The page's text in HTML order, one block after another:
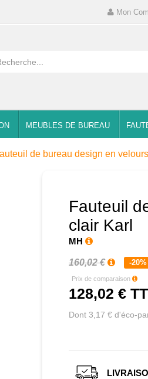
Mon
MEUBLES DE BUREAU
de bureau design en
Fauteuil
clair Karl
MH
160,02 € -20%
Prix de comparaison
128,02 €
Dont 3,17 € d'éco-